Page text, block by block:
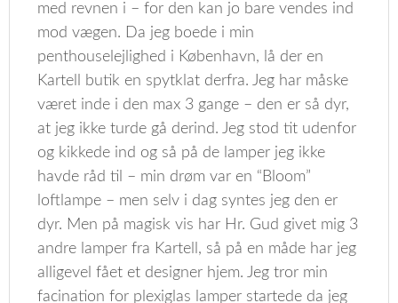
med revnen i – for den kan jo bare vendes ind
mod vægen. Da jeg boede i min
penthouselejlighed i København, lå der en
Kartell butik en spytklat derfra. Jeg har måske
været inde i den max 3 gange – den er så dyr,
at jeg ikke turde gå derind. Jeg stod tit udenfor
og kikkede ind og så på de lamper jeg ikke
havde råd til – min drøm var en “Bloom”
loftlampe – men selv i dag syntes jeg den er
dyr. Men på magisk vis har Hr. Gud givet mig 3
andre lamper fra Kartell, så på en måde har jeg
alligevel fået et designer hjem. Jeg tror min
facination for plexiglas lamper startede da jeg